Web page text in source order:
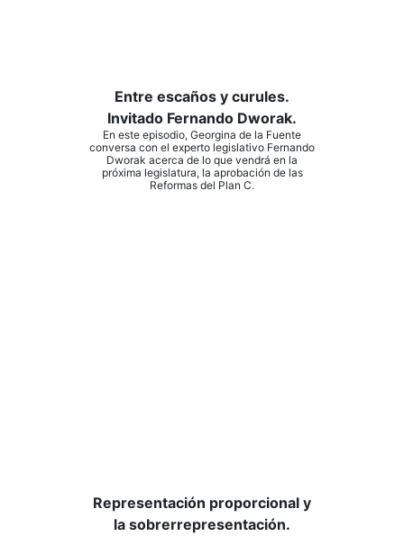
Entre escaños y curules.
Invitado Fernando Dworak.
En este episodio, Georgina de la Fuente
conversa con el experto legislativo Fernando
Dworak acerca de lo que vendrá en la
próxima legislatura, la aprobación de las
Reformas del Plan C.
Representación proporcional y
la sobrerrepresentación.